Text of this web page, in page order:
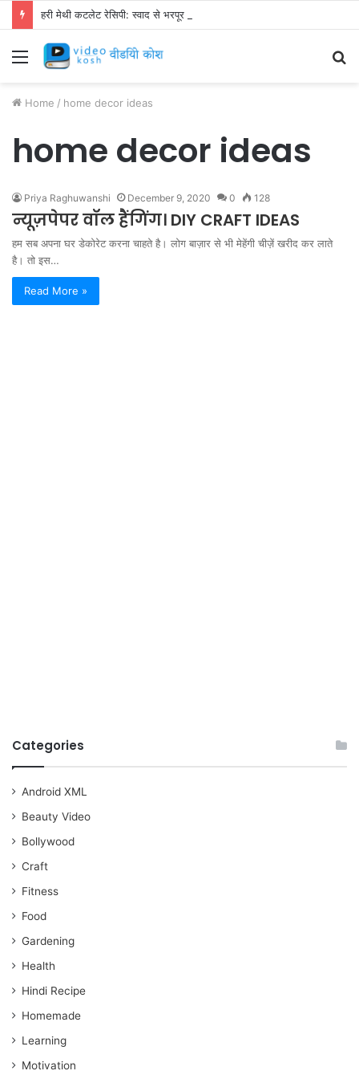
हरी मेथी कटलेट रेसिपी: स्वाद से भरपूर और स्वस्थ नाश्ता बनाएं!
Menu
Home / home decor ideas
home decor ideas
Priya Raghuwanshi December 9, 2020 0 128
न्यूज़पेपर वॉल हैंगिंग। DIY CRAFT IDEAS
हम सब अपना घर डेकोरेट करना चाहते है। लोग बाज़ार से भी मेहेंगी चीज़ें खरीद कर लाते
है। तो इस…
Read More »
Categories
Android XML
Beauty Video
Bollywood
Craft
Fitness
Food
Gardening
Health
Hindi Recipe
Homemade
Learning
Motivation